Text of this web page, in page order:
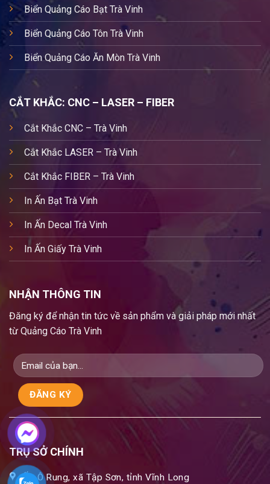
Biển Quảng Cáo Bạt Trà Vinh
Biển Quảng Cáo Tôn Trà Vinh
Biển Quảng Cáo Ăn Mòn Trà Vinh
CẮT KHẮC: CNC – LASER – FIBER
Cắt Khắc CNC – Trà Vinh
Cắt Khắc LASER – Trà Vinh
Cắt Khắc FIBER – Trà Vinh
In Ấn Bạt Trà Vinh
In Ấn Decal Trà Vinh
In Ấn Giấy Trà Vinh
NHẬN THÔNG TIN
Đăng ký để nhận tin tức về sản phẩm và giải pháp mới nhất
từ Quảng Cáo Trà Vinh
TRỤ SỞ CHÍNH
Ấp Ô Rung, xã Tập Sơn, tỉnh Vĩnh Long